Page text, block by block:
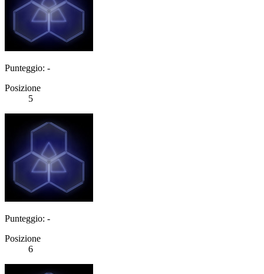
Punteggio: -
Posizione
5
Punteggio: -
Posizione
6